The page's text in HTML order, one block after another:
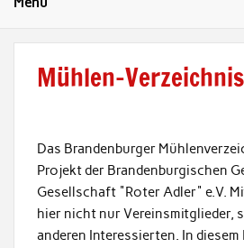
Mühlen-Verzeichnis
Das Brandenburger
Projekt der Brandenburgischen
Gesellschaft "Roter Adler" e.V.
hier nicht nur Vereinsmitglieder,
anderen Interessierten. In